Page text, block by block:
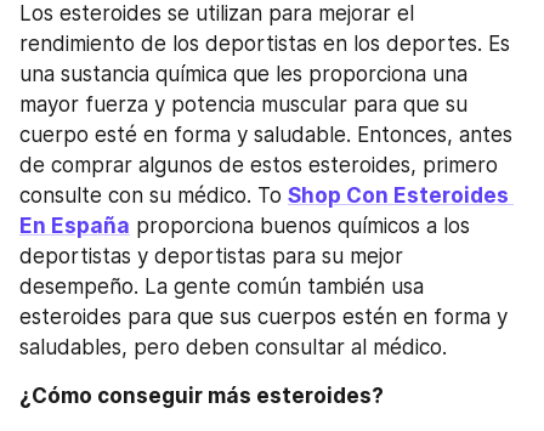
Los esteroides se utilizan para mejorar el
rendimiento de los deportistas en los deportes. Es
una sustancia química que les proporciona una
mayor fuerza y ​​potencia muscular para que su
cuerpo esté en forma y saludable. Entonces, antes
de comprar algunos de estos esteroides, primero
consulte con su médico. To Shop Con Esteroides
En España proporciona buenos químicos a los
deportistas y deportistas para su mejor
desempeño. La gente común también usa
esteroides para que sus cuerpos estén en forma y
saludables, pero deben consultar al médico.
¿Cómo conseguir más esteroides?